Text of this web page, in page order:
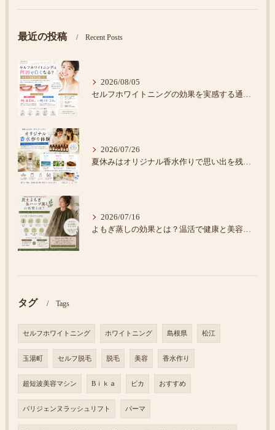
最近の投稿 Recent Posts
2026/08/05
セルフホワイトニングの効果を実感する通い方
2026/07/26
夏休みはオリジナル香水作りで思い出を残そう♪
2026/07/16
よもぎ蒸しの効果とは？温活で健康と美容をサポート
タグ Tags
セルフホワイトニング ホワイトニング 島根県 松江
玉湯町 セルフ脱毛 脱毛 美容 香水作り
超短波美容マシン Bｉｋａ ビカ おすすめ
パリジェンヌラッシュリフト パーマ